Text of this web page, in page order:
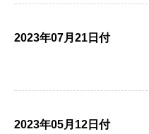
2023年07月21日付
2023年05月12日付